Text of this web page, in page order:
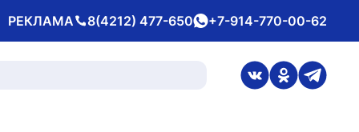
РЕКЛАМА
Телефон 8(4212) 477-650whatsApp
+7-914-770-00-62
ссылка на
ссылка на